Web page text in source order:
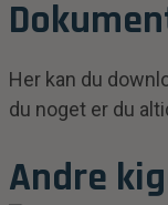
Her kan du
du noget er du
Andre